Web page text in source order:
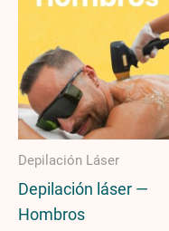
Depilación Láser
Depilación láser —
Hombros